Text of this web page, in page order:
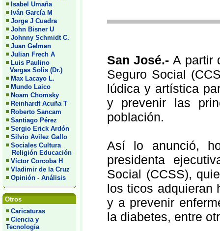
Isabel Umaña
Iván García M
Jorge J Cuadra
John Bisner U
Johnny Schmidt C.
Juan Gelman
Julian Frech A
Luis Paulino
Vargas Solis (Dr.)
Max Lacayo L.
Mundo Laico
Noam Chomsky
Reinhardt Acuña T
Roberto Sancam
Santiago Pérez
Sergio Erick Ardón
Silvio Avilez Gallo
Sociales Cultura
Religión Educación
Víctor Corcoba H
Vladimir de la Cruz
Opinión - Análisis
Otros
Caricaturas
Ciencia y
Tecnología
San José.-A partir
Seguro Social
lúdica y artística
y prevenir las
población.
Así lo anunció,
presidenta
Social (CCSS),
los ticos adquieran
y a prevenir
la diabetes, entre